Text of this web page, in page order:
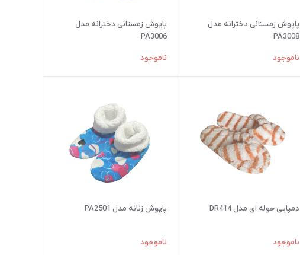
پاپوش زمستانی دخترانه مدل
PA3008
ناموجود
پاپوش زمستانی دخترانه مدل
PA3006
ناموجود
دمپایی حوله ای مدل DR414
ناموجود
پاپوش زنانه مدل PA2501
ناموجود